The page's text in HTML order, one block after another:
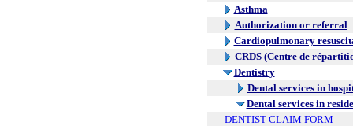
Asthma
Authorization or referral
Cardiopulmonary
CRDS (Centre de
Dentistry
Dental services in
Dental services in
DENTIST CLAIM FORM